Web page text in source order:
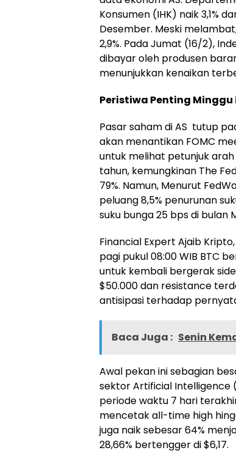
Konsumen (IHK) naik 3,1%
Desember. Meski
2,9%. Pada Jumat (16/2),
dibayar oleh produsen
menunjukkan kenaikan
Peristiwa Penting Minggu
Pasar saham di AS tutup
akan menantikan FOMC
untuk melihat petunjuk arah
tahun, kemungkinan The
79%. Namun, Menurut
peluang 8,5% penurunan
suku bunga 25 bps di bulan
Financial Expert Ajaib
pagi pukul 08:00 WIB BTC
untuk kembali bergerak
$50.000 dan resistance
antisipasi terhadap
Baca Juga : Senin
Awal pekan ini sebagian
sektor Artificial Intelligence
periode waktu 7 hari
mencetak all-time high
juga naik sebesar 64%
28,66% bertengger di $6,17.